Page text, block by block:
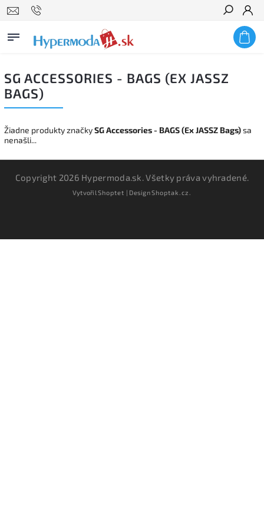
Hľadať
SG ACCESSORIES - BAGS (EX JASSZ
BAGS)
Žiadne produkty značkySG Accessories - BAGS (Ex JASSZ Bags)sa
nenašli...
Copyright 2026 Hypermoda.sk. Všetky práva vyhradené.
VytvořilShoptet | DesignShoptak.cz.